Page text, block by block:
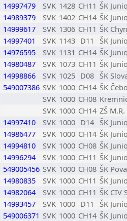
14997479 SVK 1428 CH11 ŠK
14989379 SVK 1402 CH14 ŠK
14999617 SVK 1306 CH11 ŠK
14997401 SVK 1143 D11
ŠK
14976595 SVK 1131 CH14 ŠK
14980487 SVK 1073 CH11 ŠK
14998866 SVK 1025 D08 ŠK
549007386 SVK 1000 CH14 ŠK
SVK 1000 CH08
SVK 1000 CH14 ZŠ
14997410 SVK 1000 D14 ŠK
14986477 SVK 1000 CH14 ŠK
14994810 SVK 1000 CH08 ŠK
14996294 SVK 1000 CH11 ŠK
549005456 SVK 1000 CH08 ŠK
14980835 SVK 1000 CH11 ŠK
14982064 SVK 1000 CH11 ŠK CIV
14993457 SVK 1000 D11
ŠK
549006371 SVK 1000 CH14 ŠK